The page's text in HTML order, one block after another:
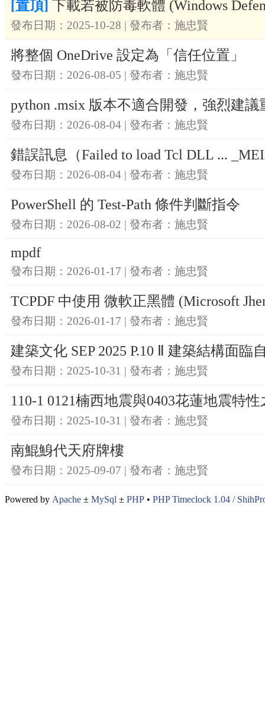
[置頂] 下載若被防毒軟體 (Windows
發布日期：2025-10-28 | 發布者：施忠賢
將整個 OneDrive 設定為「信任位置」
發布日期：2026-08-05 | 發布者：施忠賢
python .msix 版本不適合開發，強烈建
發布日期：2026-08-04 | 發布者：施忠賢
錯誤訊息（Failed to load Tcl DLL ...
發布日期：2026-08-04 | 發布者：施忠賢
PowerShell 的 Test-Path 條件判斷指令
發布日期：2026-08-02 | 發布者：施忠賢
mpdf
發布日期：2026-01-17 | 發布者：施忠賢
TCPDF 中使用 微軟正黑體 (Microsoft
發布日期：2026-01-17 | 發布者：施忠賢
建築文化 SEP 2025 P.10 Ⅱ 建築結構面
發布日期：2025-10-31 | 發布者：施忠賢
110-1 0121楠西地震與0403花蓮地震特
發布日期：2025-10-31 | 發布者：施忠賢
南鯤鯓代天府牌樓
發布日期：2025-09-07 | 發布者：施忠賢
Powered by Apache ± MySql ± PHP • PHP Timeclock 1.04 /